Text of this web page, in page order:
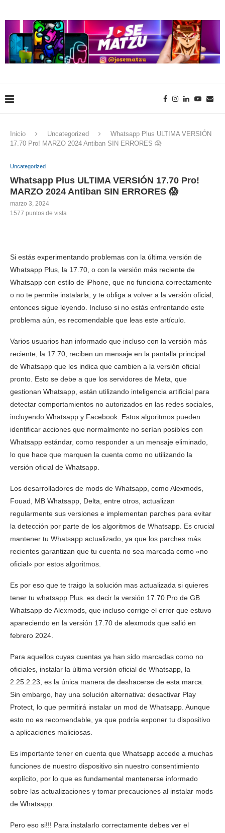
Inicio Uncategorized
Whatsapp Plus ULTIMA VERSIÓN
17.70 Pro! MARZO 2024 Antiban SIN ERRORES 😱
Uncategorized
Whatsapp Plus ULTIMA VERSIÓN 17.70 Pro!
MARZO 2024 Antiban SIN ERRORES 😱
marzo 3, 2024
1577 puntos de vista
Si estás experimentando problemas con la última versión de
Whatsapp Plus, la 17.70, o con la versión más reciente de
Whatsapp con estilo de iPhone, que no funciona correctamente
o no te permite instalarla, y te obliga a volver a la versión oficial,
entonces sigue leyendo. Incluso si no estás enfrentando este
problema aún, es recomendable que leas este artículo.
Varios usuarios han informado que incluso con la versión más
reciente, la 17.70, reciben un mensaje en la pantalla principal
de Whatsapp que les indica que cambien a la versión oficial
pronto. Esto se debe a que los servidores de Meta, que
gestionan Whatsapp, están utilizando inteligencia artificial para
detectar comportamientos no autorizados en las redes sociales,
incluyendo Whatsapp y Facebook. Estos algoritmos pueden
identificar acciones que normalmente no serían posibles con
Whatsapp estándar, como responder a un mensaje eliminado,
lo que hace que marquen la cuenta como no utilizando la
versión oficial de Whatsapp.
Los desarrolladores de mods de Whatsapp, como Alexmods,
Fouad, MB Whatsapp, Delta, entre otros, actualizan
regularmente sus versiones e implementan parches para evitar
la detección por parte de los algoritmos de Whatsapp. Es crucial
mantener tu Whatsapp actualizado, ya que los parches más
recientes garantizan que tu cuenta no sea marcada como «no
oficial» por estos algoritmos.
Es por eso que te traigo la solución mas actualizada si quieres
tener tu whatsapp Plus. es decir la versión 17.70 Pro de GB
Whatsapp de Alexmods, que incluso corrige el error que estuvo
apareciendo en la versión 17.70 de alexmods que salió en
febrero 2024.
Para aquellos cuyas cuentas ya han sido marcadas como no
oficiales, instalar la última versión oficial de Whatsapp, la
2.25.2.23, es la única manera de deshacerse de esta marca.
Sin embargo, hay una solución alternativa: desactivar Play
Protect, lo que permitirá instalar un mod de Whatsapp. Aunque
esto no es recomendable, ya que podría exponer tu dispositivo
a aplicaciones maliciosas.
Es importante tener en cuenta que Whatsapp accede a muchas
funciones de nuestro dispositivo sin nuestro consentimiento
explícito, por lo que es fundamental mantenerse informado
sobre las actualizaciones y tomar precauciones al instalar mods
de Whatsapp.
Pero eso si!!! Para instalarlo correctamente debes ver el